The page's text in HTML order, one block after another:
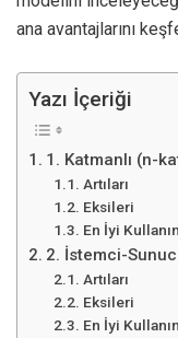
ana avantajlarını
Yazı İçeriği
1. Katmanlı (n-
Artıları
Eksileri
En İyi
2. İstemci-
Artıları
Eksileri
En İyi